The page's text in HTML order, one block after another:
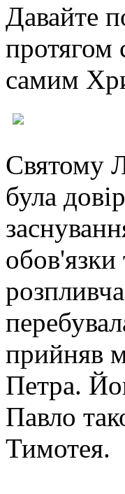
Давайте
протягом
самим
Святому
була
обов'язки
прийняв
Петра.
Павло
Тимотея.